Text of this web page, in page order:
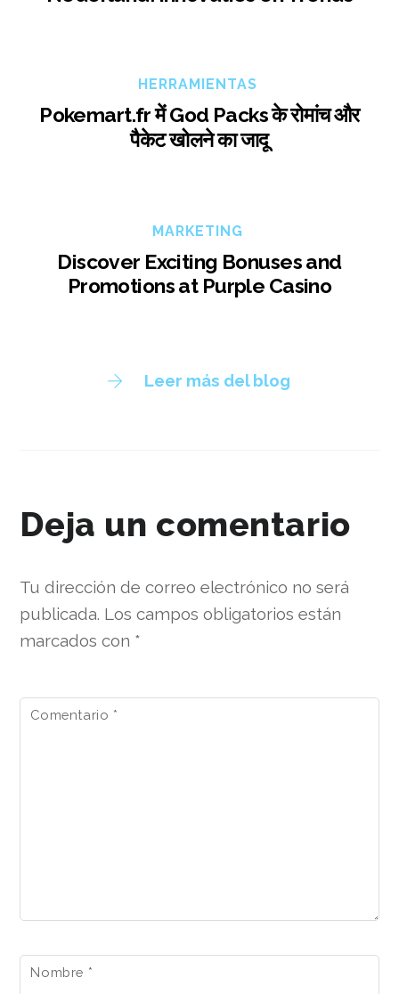
HERRAMIENTAS
Pokemart.fr में God Packs के रोमांच और
पैकेट खोलने का जादू
MARKETING
Discover Exciting Bonuses and
Promotions at Purple Casino
Leer más del blog
Deja un comentario
Tu dirección de correo electrónico no será
publicada. Los campos obligatorios están
marcados con *
Comentario *
Nombre *